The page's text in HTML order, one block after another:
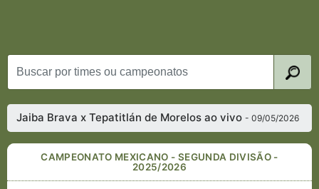
Jaiba Brava x Tepatitlán de Morelos ao vivo- 09/05/2026
CAMPEONATO MEXICANO - SEGUNDA DIVISÃO -
2025/2026